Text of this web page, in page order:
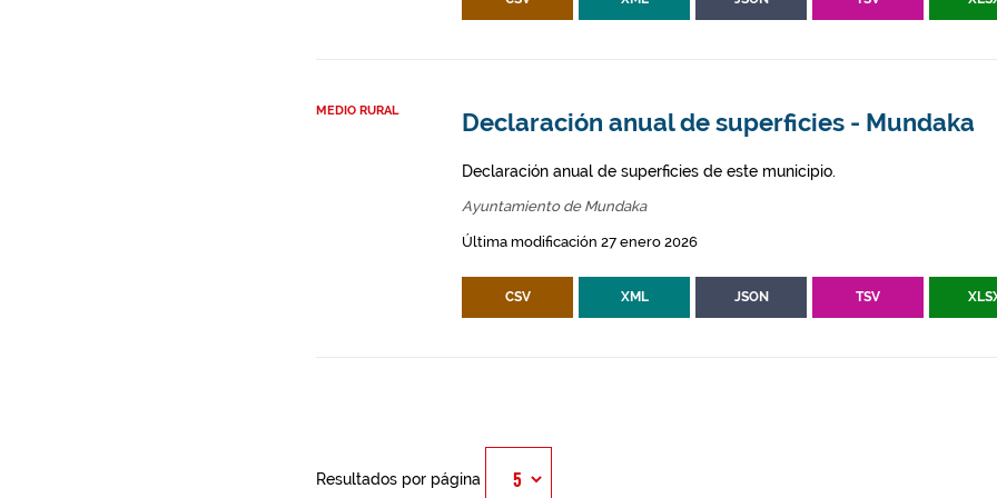
MEDIO RURAL Declaración anual de superficies - Mundaka
Declaración anual de superficies de este municipio.
Ayuntamiento de Mundaka
Última modificación 27 enero 2026
CSV XML JSON TSV
Resultados por página